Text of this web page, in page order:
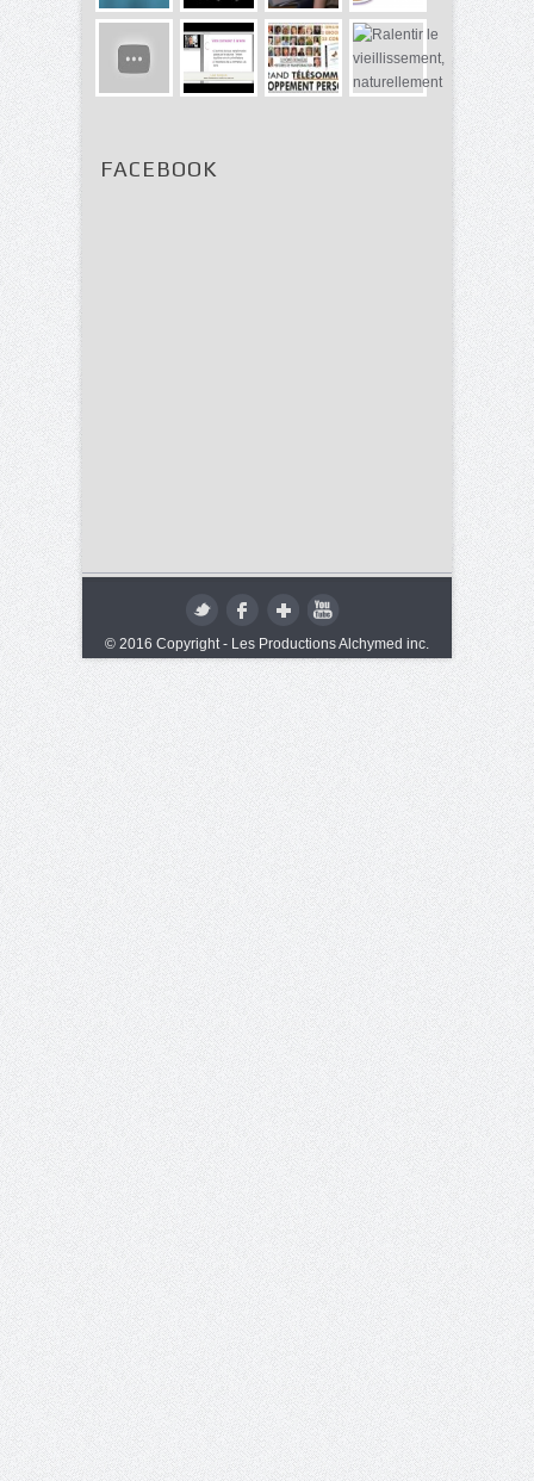
FACEBOOK
© 2016 Copyright - Les Productions Alchymed inc.